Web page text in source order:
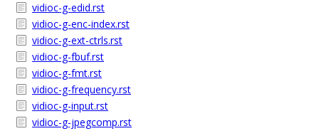
vidioc-g-edid.rst
vidioc-g-enc-index.rst
vidioc-g-ext-ctrls.rst
vidioc-g-fbuf.rst
vidioc-g-fmt.rst
vidioc-g-frequency.rst
vidioc-g-input.rst
vidioc-g-jpegcomp.rst